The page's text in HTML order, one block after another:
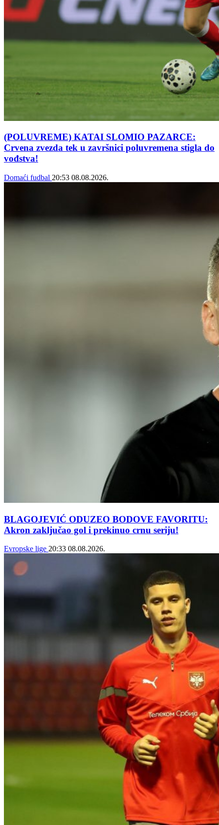
(POLUVREME) KATAI SLOMIO PAZARCE:
Crvena zvezda tek u završnici poluvremena stigla do
vođstva!
Domaći fudbal 20:53 08.08.2026.
BLAGOJEVIĆ ODUZEO BODOVE FAVORITU:
Akron zaključao gol i prekinuo crnu seriju!
Evropske lige 20:33 08.08.2026.